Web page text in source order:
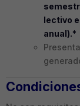
lectivo
anual).*